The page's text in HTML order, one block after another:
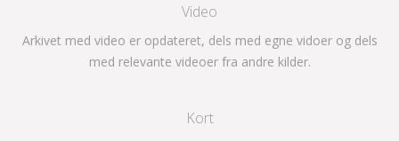
Video
Arkivet med video er opdateret, dels med egne vidoer og dels
med relevante videoer fra andre kilder.
Kort